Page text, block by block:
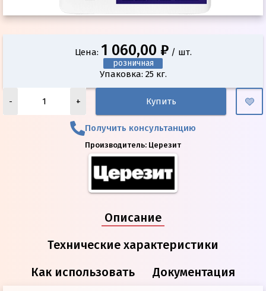
Цена: 1 060,00 ₽/ шт.
розничная
Упаковка: 25 кг.
- + Купить
Получить консультанцию
Производитель: Церезит
Описание
Технические характеристики
Как использовать
Документация